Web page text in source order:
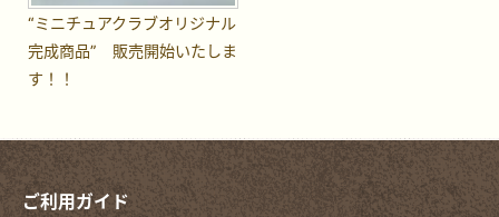
“ミニチュアクラブオリジナル
完成商品” 販売開始いたしま
す！！
ご利用ガイド